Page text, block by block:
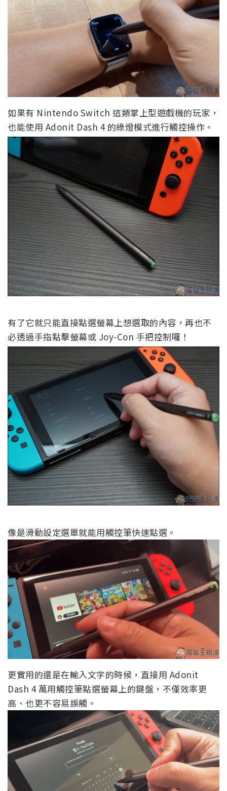
如果有 Nintendo Switch 這類掌上型遊戲機的玩家，
也能使用 Adonit Dash 4 的綠燈模式進行觸控操作。
有了它就只能直接點選螢幕上想選取的內容，再也不
必透過手指點擊螢幕或 Joy-Con 手把控制囉！
像是滑動設定選單就能用觸控筆快速點選。
更實用的還是在輸入文字的時候，直接用 Adonit
Dash 4 萬用觸控筆點選螢幕上的鍵盤，不僅效率更
高、也更不容易誤觸。